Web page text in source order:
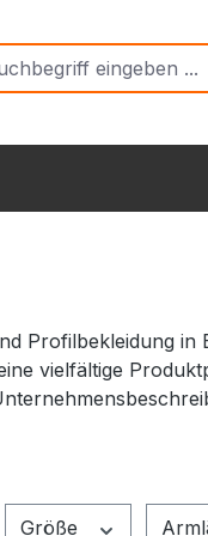
Profilbekleidung
vielfältige
Größe